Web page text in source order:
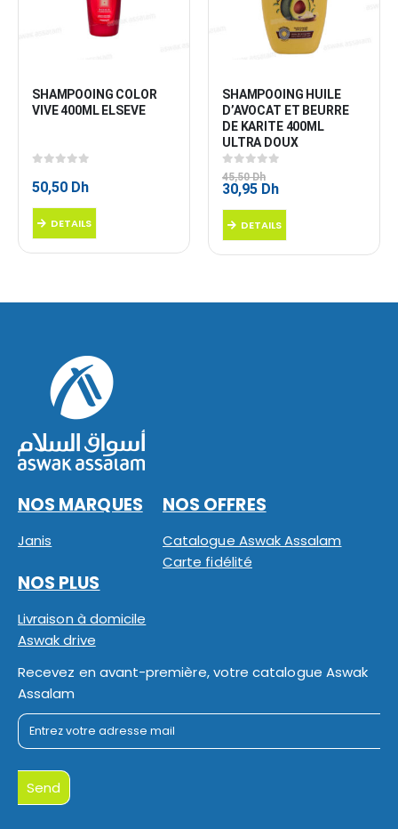
SHAMPOOING COLOR
VIVE 400ML ELSEVE
50,50 Dh
DETAILS
SHAMPOOING HUILE
D’AVOCAT ET BEURRE
DE KARITE 400ML
ULTRA DOUX
0sur 5
45,50Dh
Le
prix
était :
45,50 Dh.
30,95 DhLe
est :
30,95 Dh.
DETAILS
NOS MARQUES
Janis
NOS OFFRES
Catalogue Aswak Assalam
Carte fidélité
NOS PLUS
Livraison à domicile
Aswak drive
Recevez en avant-première, votre catalogue Aswak
Assalam